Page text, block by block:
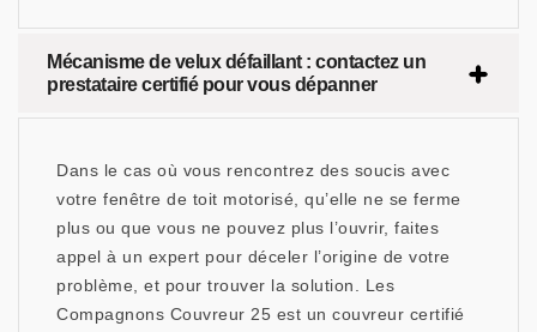
Mécanisme de velux défaillant : contactez un
prestataire certifié pour vous dépanner
Dans le cas où vous rencontrez des soucis avec
votre fenêtre de toit motorisé, qu’elle ne se ferme
plus ou que vous ne pouvez plus l’ouvrir, faites
appel à un expert pour déceler l’origine de votre
problème, et pour trouver la solution. Les
Compagnons Couvreur 25 est un couvreur certifié